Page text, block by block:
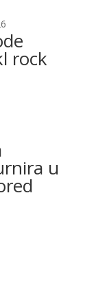
rock
u